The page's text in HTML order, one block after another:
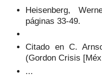
Heisenberg,
páginas 33-49.
Citado en C.
(Gordon Crisis